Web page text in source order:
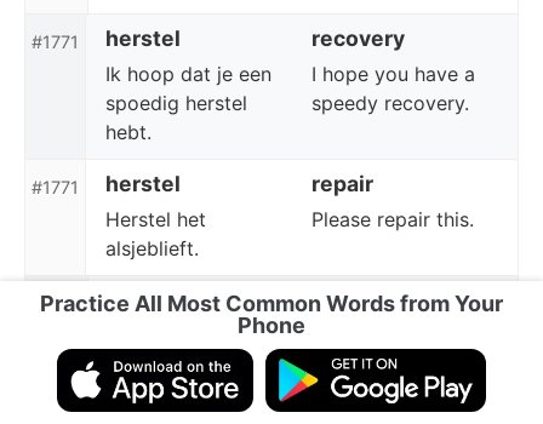
#1771 herstel recovery
Ik hoop dat je een
spoedig herstel
hebt.
I hope you have a
speedy recovery.
#1771 herstel repair
Herstel het
alsjeblieft.
Please repair this.
#1772 ijs ice
Het ijs zal breken
onder je gewicht.
under your weight.
ijs ice cream
Practice All Most Common Words from Your
Phone